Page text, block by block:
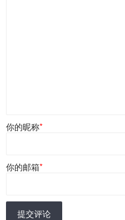
你的昵称*
你的邮箱*
提交评论